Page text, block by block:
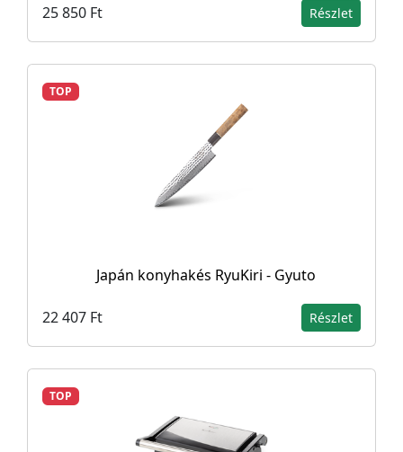
25 850 Ft Részlet
TOP
Japán konyhakés RyuKiri - Gyuto
22 407 Ft Részlet
TOP